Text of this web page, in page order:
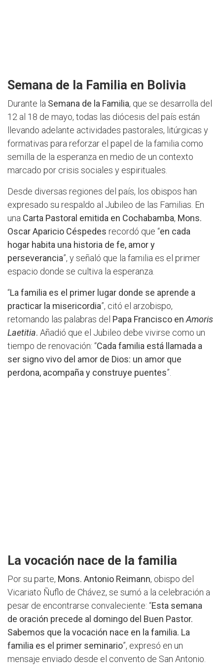
Semana de la Familia en Bolivia
Durante la Semana de la Familia, que se desarrolla del
12 al 18 de mayo, todas las diócesis del país están
llevando adelante actividades pastorales, litúrgicas y
formativas para reforzar el papel de la familia como
semilla de la esperanza en medio de un contexto
marcado por crisis sociales y espirituales.
Desde diversas regiones del país, los obispos han
expresado su respaldo al Jubileo de las Familias. En
una Carta Pastoral emitida en Cochabamba, Mons.
Oscar Aparicio Céspedes recordó que “en cada
hogar habita una historia de fe, amor y
perseverancia”, y señaló que la familia es el primer
espacio donde se cultiva la esperanza.
“La familia es el primer lugar donde se aprende a
practicar la misericordia”, citó el arzobispo,
retomando las palabras del Papa Francisco en Amoris
Laetitia. Añadió que el Jubileo debe vivirse como un
tiempo de renovación: “Cada familia está llamada a
ser signo vivo del amor de Dios: un amor que
perdona, acompaña y construye puentes”.
La vocación nace de la familia
Por su parte, Mons. Antonio Reimann, obispo del
Vicariato Ñuflo de Chávez, se sumó a la celebración a
pesar de encontrarse convaleciente: “Esta semana
de oración precede al domingo del Buen Pastor.
Sabemos que la vocación nace en la familia. La
familia es el primer seminario”, expresó en un
mensaje enviado desde el convento de San Antonio.